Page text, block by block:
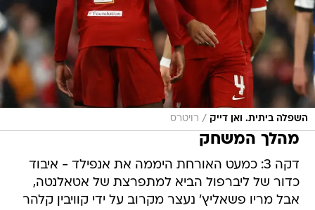
השפלה ביתית. ואן דייק / רויטרס
מהלך המשחק
דקה 3: כמעט האורחת היממה את אנפילד - איבוד
כדור של ליברפול הביא למתפרצת של אטאלנטה,
אבל מריו פשאליץ' נעצר מקרוב על ידי קוויבין קלהר